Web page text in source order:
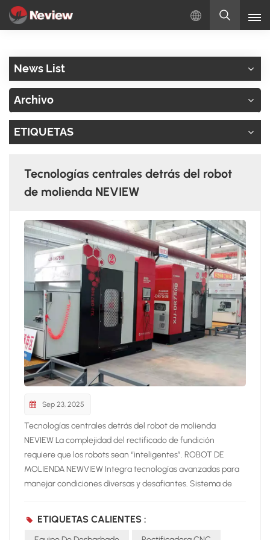
Español
بالعربية
News List
Archivo
ETIQUETAS
Tecnologías centrales detrás del robot
de molienda NEVIEW
Sep 23, 2025
Tecnologías centrales detrás del robot de molienda
NEVIEW La complejidad del rectificado de fundición
requiere que los robots sean “inteligentes”. ROBOT DE
MOLIENDA NEWVIEW Integra tecnologías avanzadas para
manejar condiciones diversas y desafiantes. Sistema de
ETIQUETAS CALIENTES :